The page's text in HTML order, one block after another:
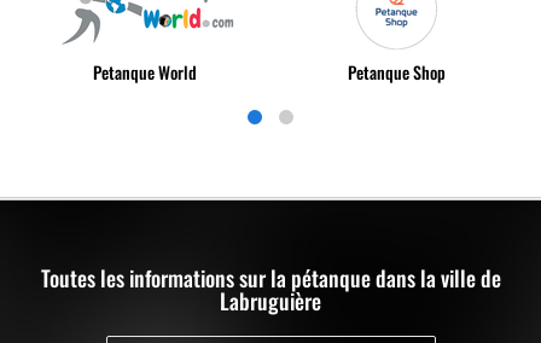
Petanque World Petanque Shop
Toutes les informations sur la pétanque dans la ville de
Labruguière